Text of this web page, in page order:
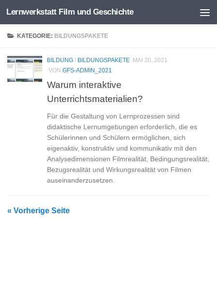
Zum Inhalt springen
Lernwerkstatt Film und Geschichte
KATEGORIE: BILDUNGSPAKETE
BILDUNG / BILDUNGSPAKETE MAI 20, 2021
VON GFS-ADMIN_2021
Warum interaktive
Unterrichtsmaterialien?
Für die Gestaltung von Lernprozessen sind
didaktische Lernumgebungen erforderlich, die es
Schülerinnen und Schülern ermöglichen, sich
eigenaktiv, konstruktiv und kommunikativ mit den
Analysedimensionen Filmrealität, Bedingungsrealität,
Bezugsrealität und Wirkungsrealität von Filmen
auseinanderzusetzen.
« Vorherige Seite